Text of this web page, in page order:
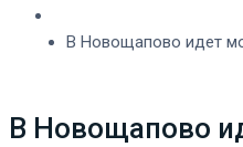
В Новощапово идет
В Новощапово